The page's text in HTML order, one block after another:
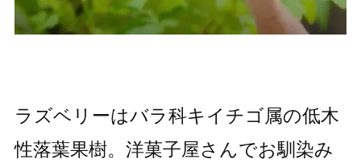
ラズベリーはバラ科キイチゴ属の低木
性落葉果樹。洋菓子屋さんでお馴染み